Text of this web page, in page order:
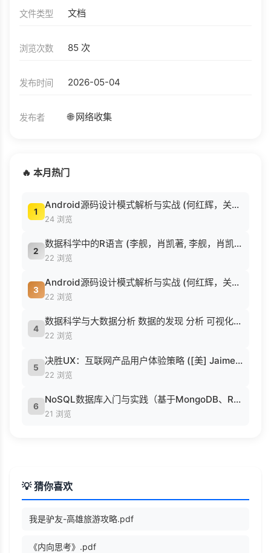
文件类型 文档
浏览次数 85 次
发布时间 2026-05-04
发布者 🌐 网络收集
🔥 本月热门
1
Android源码设计模式解析与实战 (何红辉，关爱民著, 何红辉, 关爱民著, 何红辉, 关爱民).pdf
24 浏览
2
数据科学中的R语言 (李舰，肖凯著, 李舰，肖凯著；吴喜之审校, Pdg2Pic).pdf
22 浏览
3
Android源码设计模式解析与实战 (何红辉，关爱民著, 何红辉, 关爱民著, 何红辉, 关爱民).pdf
22 浏览
4
数据科学与大数据分析 数据的发现 分析 可视化与表示 ( etc.).epub
22 浏览
5
决胜UX：互联网产品用户体验策略 ([美] Jaime Levy [[美] Jaime Levy]).epub
22 浏览
6
NoSQL数据库入门与实践（基于MongoDB、Redis） (刘瑜 刘胜松).pdf
21 浏览
💡 猜你喜欢
我是驴友-高雄旅游攻略.pdf
《内向思考》.pdf